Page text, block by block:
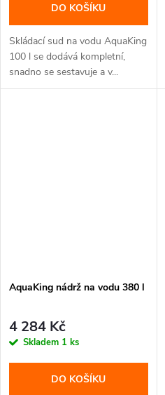
DO KOŠÍKU
Skládací sud na vodu AquaKing
100 l se dodává kompletní,
snadno se sestavuje a v...
AquaKing nádrž na vodu 380 l
4 284 Kč
Skladem 1 ks
DO KOŠÍKU